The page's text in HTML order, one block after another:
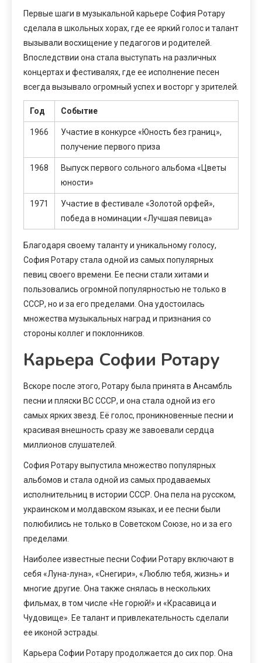
Первые шаги в музыкальной карьере София Ротару
сделала в школьных хорах, где ее яркий голос и талант
вызывали восхищение у педагогов и родителей.
Впоследствии она стала выступать на различных
концертах и фестивалях, где ее исполнение песен
всегда вызывало огромный успех и восторг у зрителей.
Год Событие
1966
Участие в конкурсе «Юность без границ»,
получение первого приза
1968
Выпуск первого сольного альбома «Цветы
юности»
1971
Участие в фестивале «Золотой орфей»,
победа в номинации «Лучшая певица»
Благодаря своему таланту и уникальному голосу,
София Ротару стала одной из самых популярных
певиц своего времени. Ее песни стали хитами и
пользовались огромной популярностью не только в
СССР, но и за его пределами. Она удостоилась
множества музыкальных наград и признания со
стороны коллег и поклонников.
Карьера Софии Ротару
Вскоре после этого, Ротару была принята в Ансамбль
песни и пляски ВС СССР, и она стала одной из его
самых ярких звезд. Её голос, проникновенные песни и
красивая внешность сразу же завоевали сердца
миллионов слушателей.
София Ротару выпустила множество популярных
альбомов и стала одной из самых продаваемых
исполнительниц в истории СССР. Она пела на русском,
украинском и молдавском языках, и ее песни были
полюбились не только в Советском Союзе, но и за его
пределами.
Наиболее известные песни Софии Ротару включают в
себя «Луна-луна», «Снегири», «Люблю тебя, жизнь» и
многие другие. Она также снялась в нескольких
фильмах, в том числе «Не горюй!» и «Красавица и
Чудовище». Ее талант и привлекательность сделали
ее иконой эстрады.
Карьера Софии Ротару продолжается до сих пор. Она